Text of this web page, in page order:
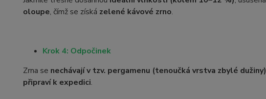
oloupe, čímž se získá zelené kávové zrno.
Krok 4: Odpočinek
Zrna se nechávají v tzv. pergamenu (tenoučká vrstva zbylé dužiny)
připraví k expedici.